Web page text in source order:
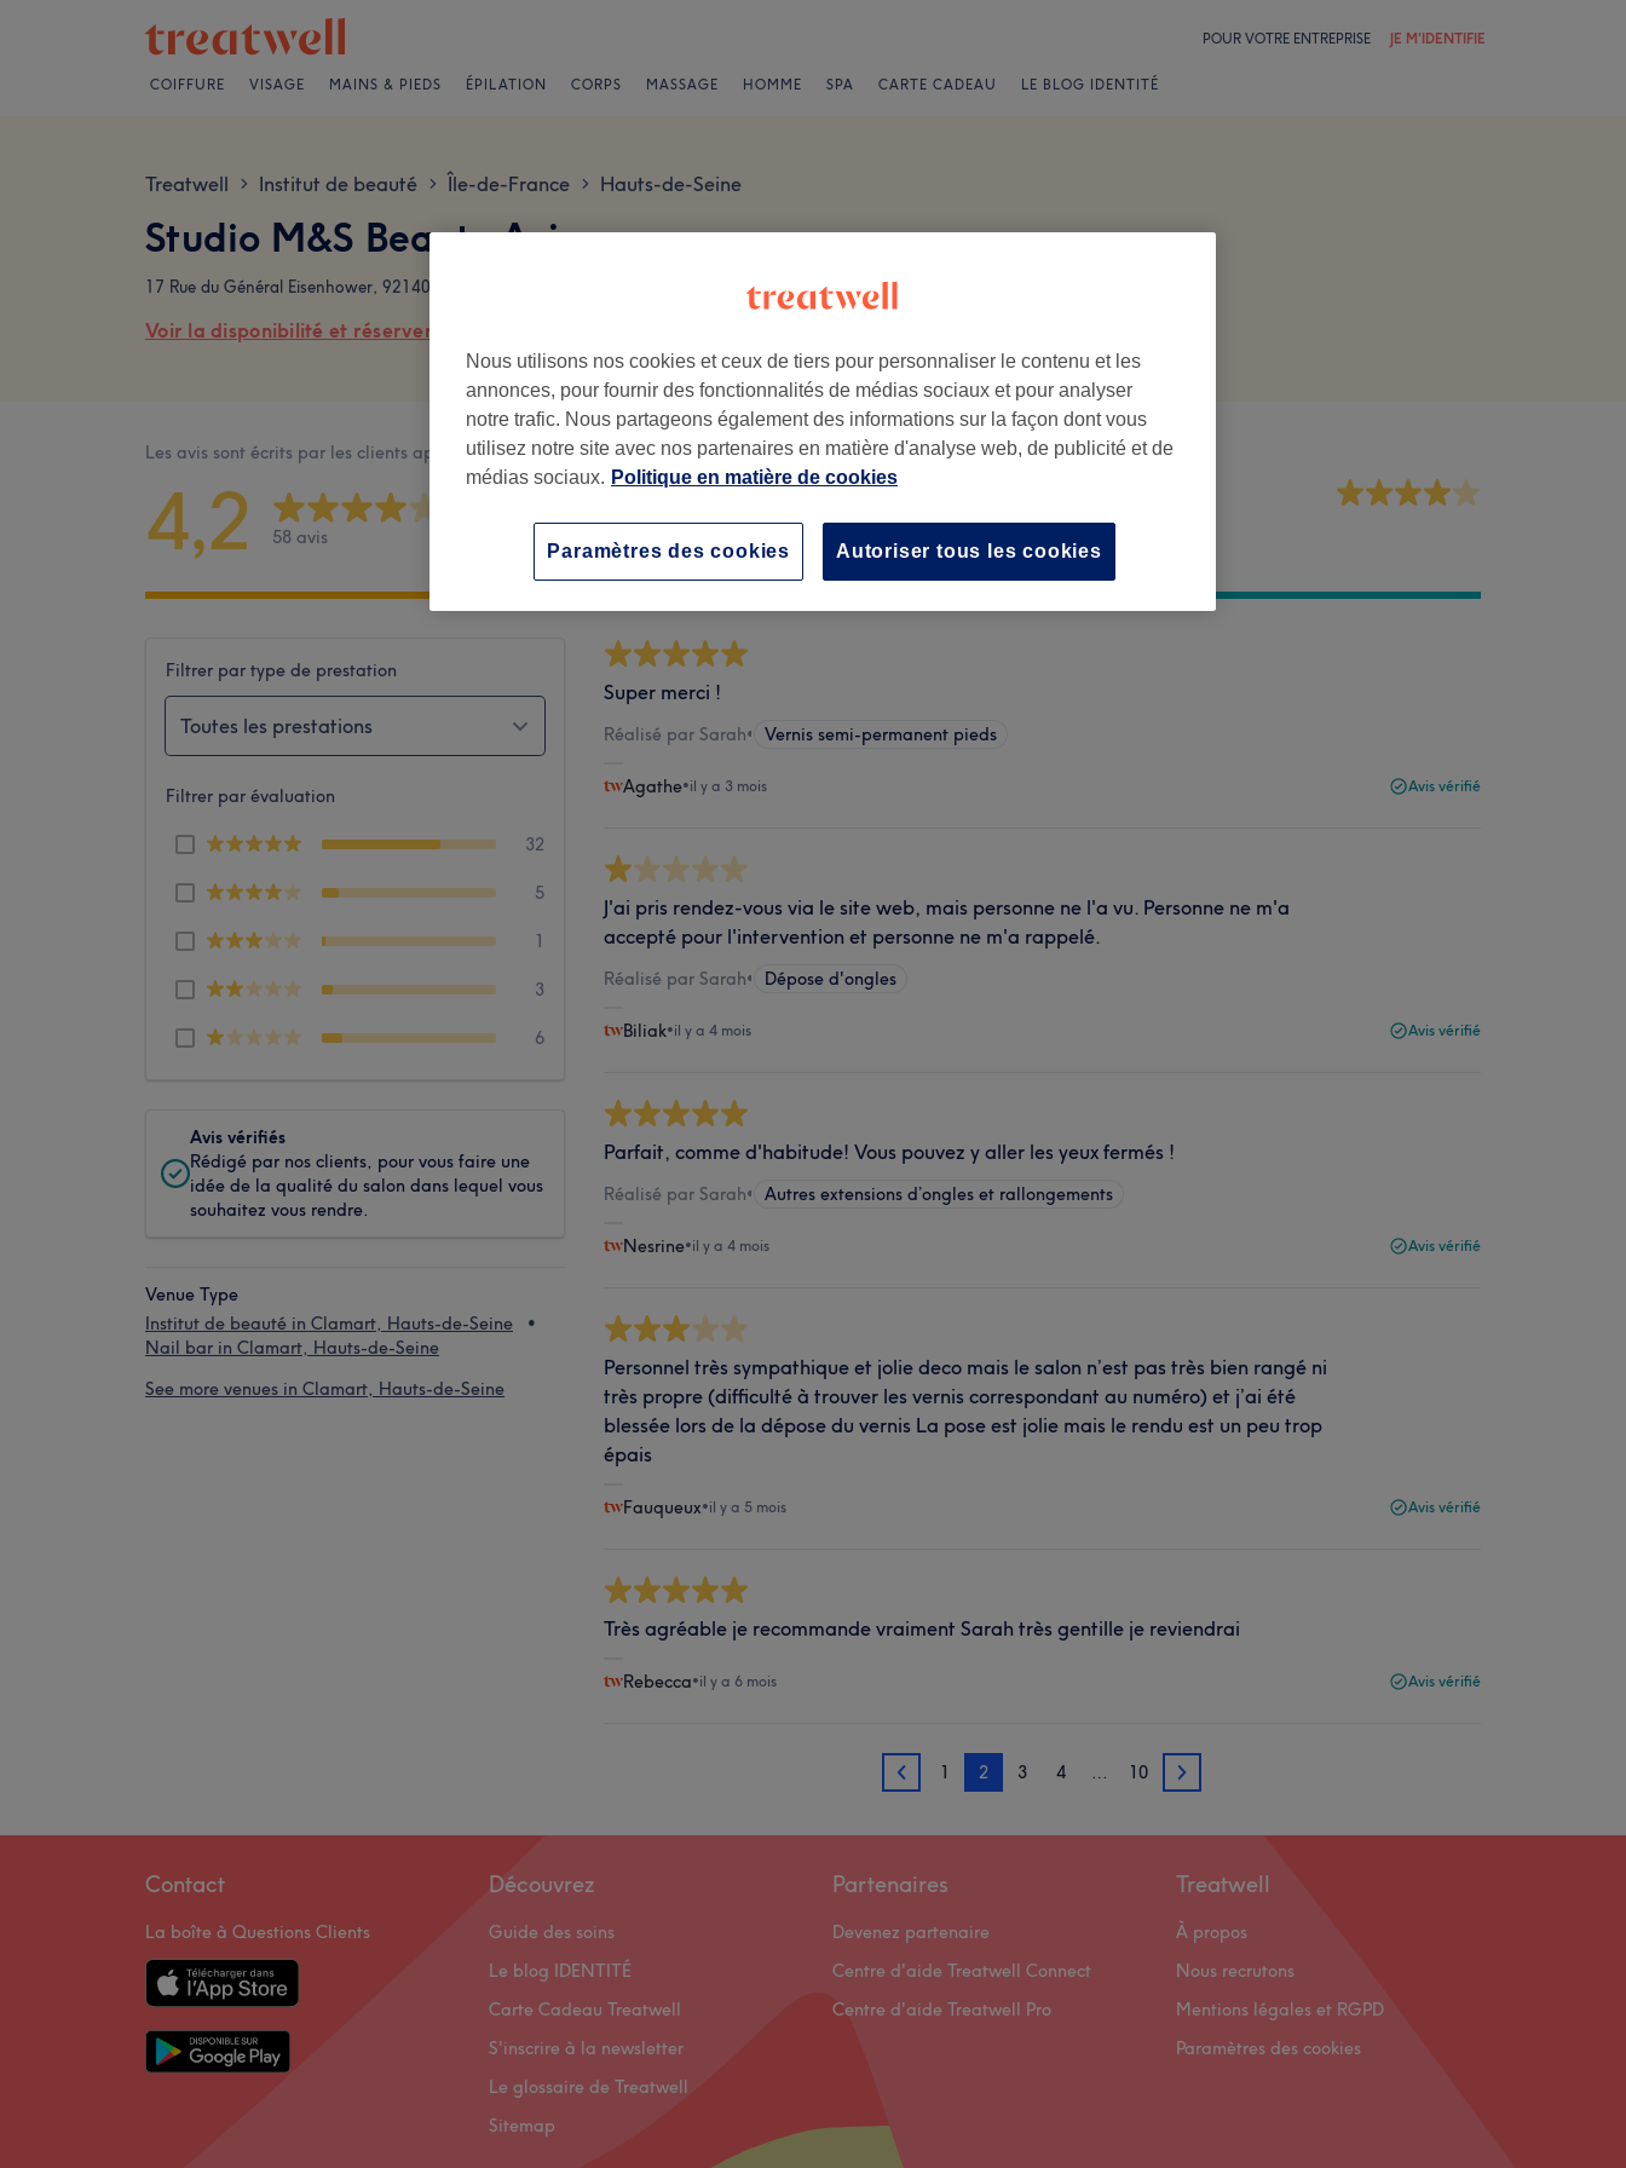
POUR VOTRE ENTREPRISE JE M'IDENTIFIE
COIFFURE VISAGE MAINS & PIEDS ÉPILATION CORPS MASSAGE HOMME SPA CARTE CADEAU LE BLOG IDENTITÉ
Treatwell > Institut de beauté > Île-de-France > Hauts-de-Seine
Studio M&S Beauty Avis
17 Rue du Général Eisenhower, 92140 Clamart, France
Voir la disponibilité et réserver en ligne
Les avis sont écrits par les clients après leur visite.
4,2 58 avis
Ambiance
Propreté
Filtrer par type de prestation
Toutes les prestations
Filtrer par évaluation
32
5
1
3
6
Avis vérifiés
Rédigé par nos clients, pour vous faire une
idée de la qualité du salon dans lequel vous
souhaitez vous rendre.
Venue Type
Institut de beauté in Clamart, Hauts-de-Seine
Nail bar in Clamart, Hauts-de-Seine
See more venues in Clamart, Hauts-de-Seine
Super merci !
Réalisé par Sarah• Vernis semi-permanent pieds
Agathe•il y a 3 mois Avis vérifié
J'ai pris rendez-vous via le site web, mais personne ne l'a vu. Personne ne m'a
accepté pour l'intervention et personne ne m'a rappelé.
Réalisé par Sarah• Dépose d'ongles
Biliak•il y a 4 mois Avis vérifié
Parfait, comme d'habitude! Vous pouvez y aller les yeux fermés !
Réalisé par Sarah• Autres extensions d’ongles et rallongements
Nesrine•il y a 4 mois Avis vérifié
Personnel très sympathique et jolie deco mais le salon n’est pas très bien rangé ni
très propre (difficulté à trouver les vernis correspondant au numéro) et j’ai été
blessée lors de la dépose du vernis La pose est jolie mais le rendu est un peu trop
épais
Fauqueux•il y a 5 mois Avis vérifié
Très agréable je recommande vraiment Sarah très gentille je reviendrai
Rebecca•il y a 6 mois Avis vérifié
1 1 2 3 4 … 10 3
Contact
La boîte à Questions Clients
Découvrez
Guide des soins
Le blog IDENTITÉ
Carte Cadeau Treatwell
S'inscrire à la newsletter
Le glossaire de Treatwell
Sitemap
Partenaires
Devenez partenaire
Centre d'aide Treatwell Connect
Centre d'aide Treatwell Pro
Treatwell
À propos
Nous recrutons
Mentions légales et RGPD
Paramètres des cookies
Nous utilisons nos cookies et ceux de tiers pour personnaliser le contenu et les
annonces, pour fournir des fonctionnalités de médias sociaux et pour analyser
notre trafic. Nous partageons également des informations sur la façon dont vous
utilisez notre site avec nos partenaires en matière d'analyse web, de publicité et de
médias sociaux. Politique en matière de cookies
Autoriser tous les cookies
Paramètres des cookies